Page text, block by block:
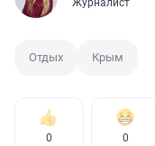
Журналист
Отдых Крым
0 0